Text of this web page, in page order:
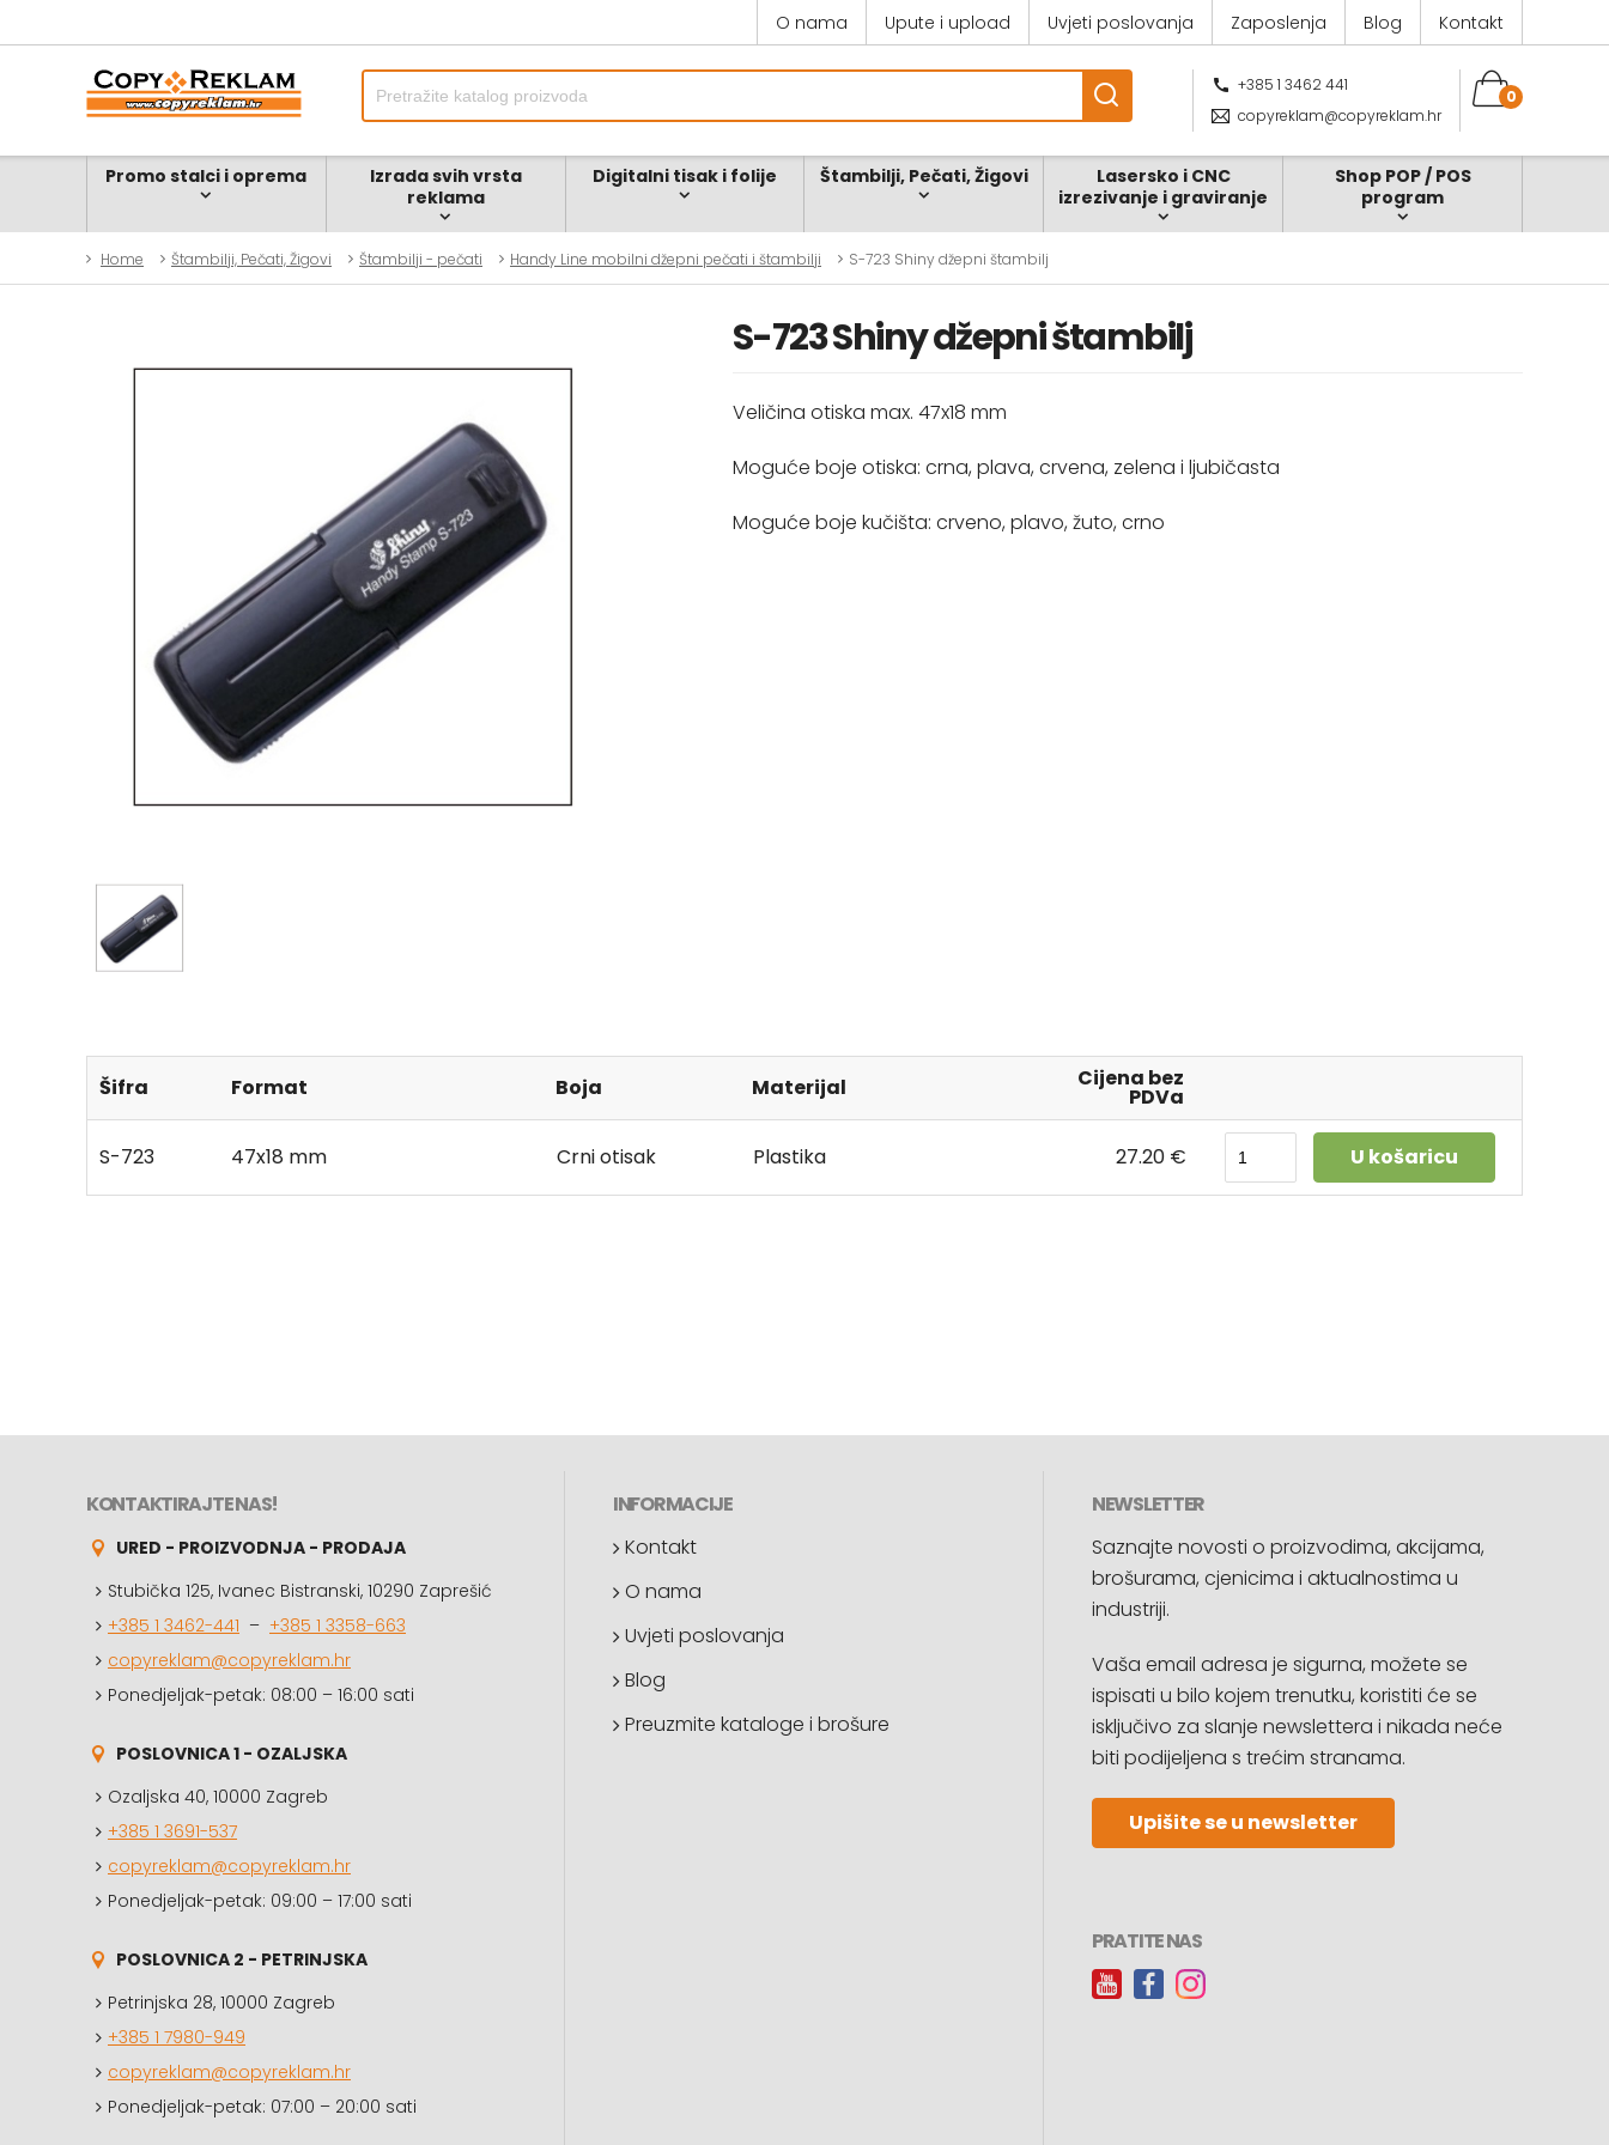
O nama Upute i upload Uvjeti poslovanja Zaposlenja Blog Kontakt
+385 1 3462 441
copyreklam@copyreklam.hr
0
Promo stalci i oprema
Izrada svih vrsta
reklama
Digitalni tisak i folije Štambilji, Pečati, Žigovi
Lasersko i CNC
izrezivanje i graviranje
Shop POP / POS
program
Home Štambilji, Pečati, Žigovi Štambilji - pečati Handy Line mobilni džepni pečati i štambilji S-723 Shiny džepni štambilj
S-723 Shiny džepni štambilj
Veličina otiska max. 47x18 mm
Moguće boje otiska: crna, plava, crvena, zelena i ljubičasta
Moguće boje kučišta: crveno, plavo, žuto, crno
Šifra Format Boja Materijal Cijena bez
PDVa
S-723 47x18 mm Crni otisak Plastika 27.20 € U košaricu
KONTAKTIRAJTE NAS!
URED - PROIZVODNJA - PRODAJA
Stubička 125, Ivanec Bistranski, 10290 Zaprešić
+385 1 3462-441 – +385 1 3358-663
copyreklam@copyreklam.hr
Ponedjeljak-petak: 08:00 – 16:00 sati
POSLOVNICA 1 - OZALJSKA
Ozaljska 40, 10000 Zagreb
+385 1 3691-537
copyreklam@copyreklam.hr
Ponedjeljak-petak: 09:00 – 17:00 sati
POSLOVNICA 2 - PETRINJSKA
Petrinjska 28, 10000 Zagreb
+385 1 7980-949
copyreklam@copyreklam.hr
Ponedjeljak-petak: 07:00 – 20:00 sati
INFORMACIJE
Kontakt
O nama
Uvjeti poslovanja
Blog
Preuzmite kataloge i brošure
NEWSLETTER
Saznajte novosti o proizvodima, akcijama,
brošurama, cjenicima i aktualnostima u
industriji.
Vaša email adresa je sigurna, možete se
ispisati u bilo kojem trenutku, koristiti će se
isključivo za slanje newslettera i nikada neće
biti podijeljena s trećim stranama.
Upišite se u newsletter
PRATITE NAS